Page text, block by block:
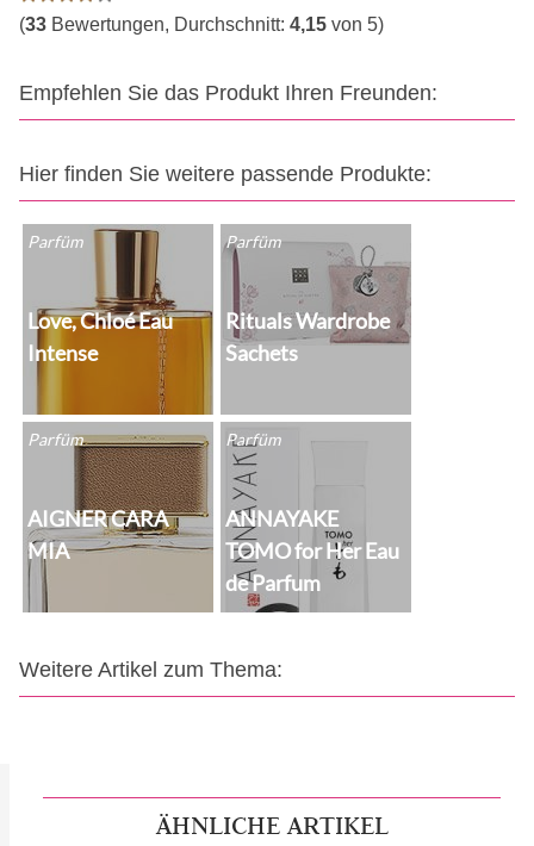
(33 Bewertungen, Durchschnitt: 4,15 von 5)
Empfehlen Sie das Produkt Ihren Freunden:
Hier finden Sie weitere passende Produkte:
Parfüm
Love, Chloé Eau
Intense
Parfüm
Rituals Wardrobe
Sachets
Parfüm
AIGNER CARA
MIA
Parfüm
ANNAYAKE
TOMO for Her Eau
de Parfum
Weitere Artikel zum Thema:
ÄHNLICHE ARTIKEL